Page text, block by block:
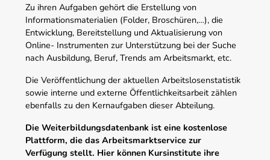
Zu ihren Aufgaben gehört die Erstellung von
Informationsmaterialien (Folder, Broschüren,…), die
Entwicklung, Bereitstellung und Aktualisierung von
Online- Instrumenten zur Unterstützung bei der Suche
nach Ausbildung, Beruf, Trends am Arbeitsmarkt, etc.
Die Veröffentlichung der aktuellen Arbeitslosenstatistik
sowie interne und externe Öffentlichkeitsarbeit zählen
ebenfalls zu den Kernaufgaben dieser Abteilung.
Die Weiterbildungsdatenbank ist eine kostenlose
Plattform, die das Arbeitsmarktservice zur
Verfügung stellt. Hier können Kursinstitute ihre